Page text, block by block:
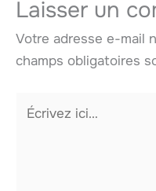
Laisser un
Votre adresse e-mail
champs obligatoires
Écrivez